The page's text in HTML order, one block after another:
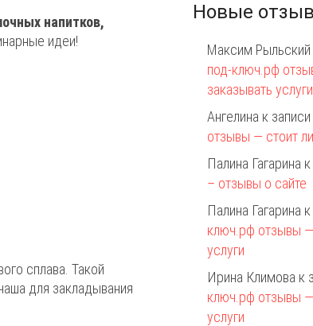
напитков,
идеи!
сплава. Такой
для закладывания
Новые
Максим Рыльский
под-ключ.рф
заказывать услуги
Ангелина к записи
отзывы — стоит
Палина Гагарина
– отзывы о сайте
Палина Гагарина
ключ.рф отзывы —
услуги
Ирина Климова к
ключ.рф отзывы —
услуги